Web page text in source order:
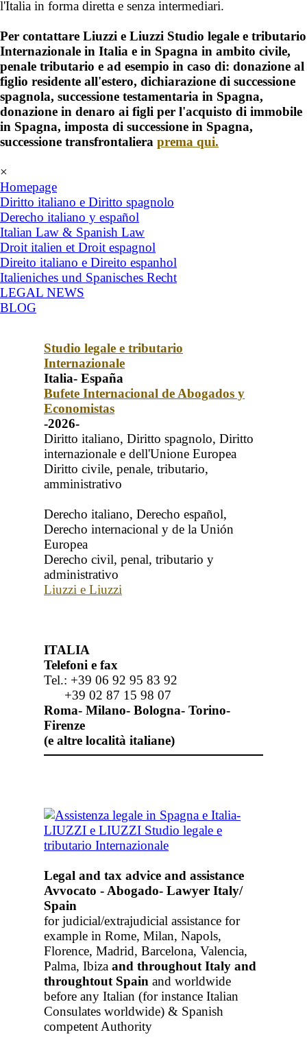
l'Italia in forma diretta e senza intermediari.
Per contattare Liuzzi e Liuzzi Studio legale e tributario
Internazionale in Italia e in Spagna in ambito civile,
penale tributario e ad esempio in caso di: donazione al
figlio residente all'estero, dichiarazione di successione
spagnola, successione testamentaria in Spagna,
donazione in denaro ai figli per l'acquisto di immobile
in Spagna, imposta di successione in Spagna,
successione transfrontaliera prema qui.
×
Homepage
Diritto italiano e Diritto spagnolo
Derecho italiano y español
Italian Law & Spanish Law
Droit italien et Droit espagnol
Direito italiano e Direito espanhol
Italieniches und Spanisches Recht
LEGAL NEWS
BLOG
Studio legale e tributario
Internazionale
Italia- España
Bufete Internacional de Abogados y
Economistas
-2026-
Diritto italiano, Diritto spagnolo, Diritto
internazionale e dell'Unione Europea
Diritto civile, penale, tributario,
amministrativo
Derecho italiano, Derecho español,
Derecho internacional y de la Unión
Europea
Derecho civil, penal, tributario y
administrativo
Liuzzi e Liuzzi
ITALIA
Telefoni e fax
Tel.: +39 06 92 95 83 92
+39 02 87 15 98 07
Roma- Milano- Bologna- Torino-
Firenze
(e altre località italiane)
Legal and tax advice and assistance
Avvocato - Abogado- Lawyer Italy/
Spain
for judicial/extrajudicial assistance for
example in Rome, Milan, Napols,
Florence, Madrid, Barcelona, Valencia,
Palma, Ibiza and throughout Italy and
throughtout Spain and worldwide
before any Italian (for instance Italian
Consulates worldwide) & Spanish
competent Authority